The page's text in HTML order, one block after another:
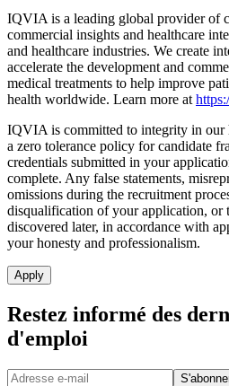
IQVIA is a leading global provider of
commercial insights and healthcare
and healthcare industries. We create
accelerate the development and
medical treatments to help improve
health worldwide. Learn more at
IQVIA is committed to integrity in our
a zero tolerance policy for candidate
credentials submitted in your
complete. Any false statements,
omissions during the recruitment
disqualification of your application, or
discovered later, in accordance with
your honesty and professionalism.
Apply
Restez informé des
d'emploi